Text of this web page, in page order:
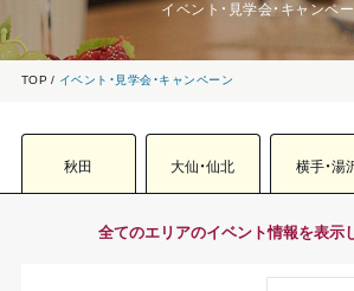
イベント・見学会・キャンペ
TOP イベント・見学会・キャンペーン
秋田 大仙・仙北 横手・湯
全てのエリアのイベント情報を表示